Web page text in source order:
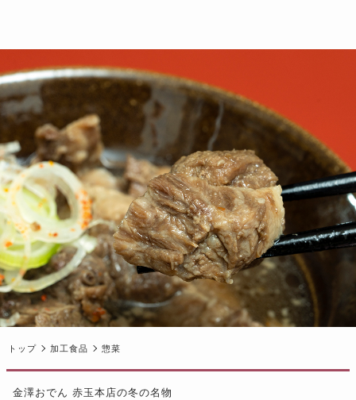
トップ 加工食品 惣菜
金澤おでん 赤玉本店の冬の名物